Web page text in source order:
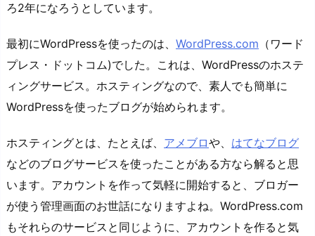
ろ2年になろうとしています。
最初にWordPressを使ったのは、 WordPress.com （ワード
プレス・ドットコム)でした。これは、WordPressのホステ
ィングサービス。ホスティングなので、素人でも簡単に
WordPressを使ったブログが始められます。
ホスティングとは、たとえば、 アメブロや、 はてなブログ
などのブログサービスを使ったことがある方なら解ると思
います。アカウントを作って気軽に開始すると、ブロガー
が使う管理画面のお世話になりますよね。WordPress.com
もそれらのサービスと同じように、アカウントを作ると気